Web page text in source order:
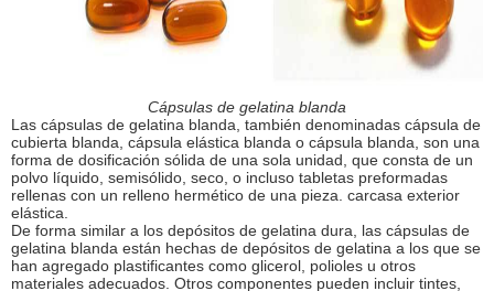
Cápsulas de gelatina blanda
Las cápsulas de gelatina blanda, también denominadas cápsula de
cubierta blanda, cápsula elástica blanda o cápsula blanda, son una
forma de dosificación sólida de una sola unidad, que consta de un
polvo líquido, semisólido, seco, o incluso tabletas preformadas
rellenas con un relleno hermético de una pieza. carcasa exterior
elástica.
De forma similar a los depósitos de gelatina dura, las cápsulas de
gelatina blanda están hechas de depósitos de gelatina a los que se
han agregado plastificantes como glicerol, polioles u otros
materiales adecuados. Otros componentes pueden incluir tintes,